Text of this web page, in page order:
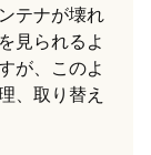
テナが壊れ
見られるよ
が、このよ
、取り替え